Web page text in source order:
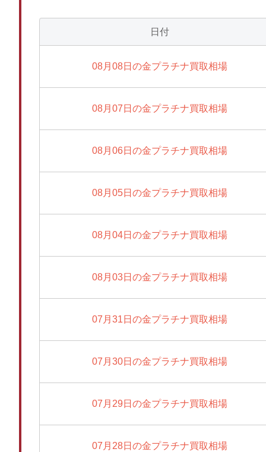
日付
08月08日の金プラチナ買取相場
08月07日の金プラチナ買取相場
08月06日の金プラチナ買取相場
08月05日の金プラチナ買取相場
08月04日の金プラチナ買取相場
08月03日の金プラチナ買取相場
07月31日の金プラチナ買取相場
07月30日の金プラチナ買取相場
07月29日の金プラチナ買取相場
07月28日の金プラチナ買取相場